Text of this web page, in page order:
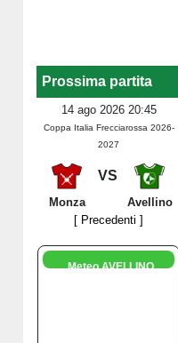
Prossima partita
14 ago 2026 20:45
Coppa Italia Frecciarossa 2026-
2027
VS
Monza
Avellino
[ Precedenti ]
Meteo AVELLINO